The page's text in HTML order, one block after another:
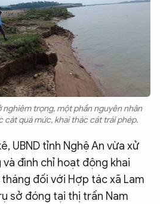
nghiêm trọng, một phần nguyên nhân
cát quá mức, khai thác cát trái phép.
UBND tỉnh Nghệ An vừa xử
đình chỉ hoạt động khai
đối với Hợp tác xã Lam
sở đóng tại thị trấn Nam